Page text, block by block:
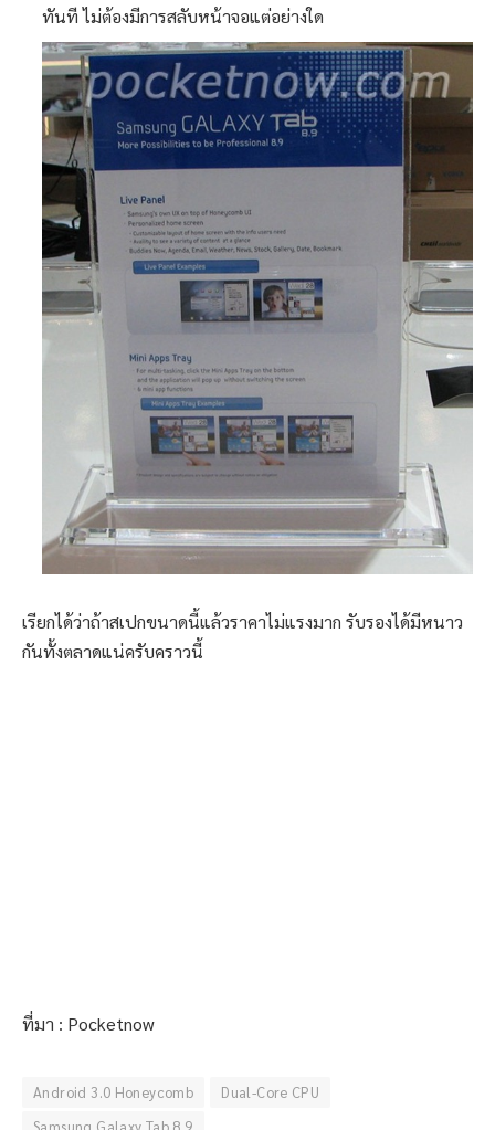
ทันที ไม่ต้องมีการสลับหน้าจอแต่อย่างใด
เรียกได้ว่าถ้าสเปกขนาดนี้แล้วราคาไม่แรงมาก รับรองได้มีหนาว
กันทั้งตลาดแน่ครับคราวนี้
ที่มา : Pocketnow
Android 3.0 Honeycomb
Dual-Core CPU